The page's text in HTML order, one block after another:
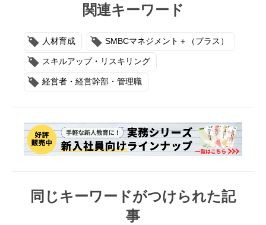
関連キーワード
人材育成 SMBCマネジメント＋（プラス）
スキルアップ・リスキリング
経営者・経営幹部・管理職
同じキーワードがつけられた記
事